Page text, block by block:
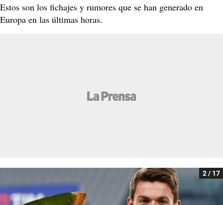
Estos son los fichajes y rumores que se han generado en
Europa en las últimas horas.
2 / 17